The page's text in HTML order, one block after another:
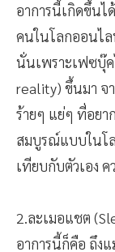
อาการนี้เกิดขึ้น
คนในโลกออนไ
นั่นเพราะเฟซบุ๊ค
reality) ขึ้นมา จ
ร้ายๆ แย่ๆ ที่อยา
สมบูรณ์แบบในโ
เทียบกับตัวเอง ค
2.ละเมอแชต
อาการนี้ก็คือ ถึง